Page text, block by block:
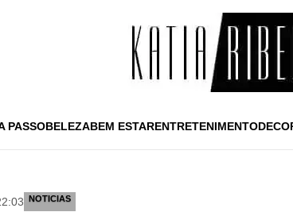
PASSOBELEZABEM ESTARENTRETENIMENTO
NOTICIAS